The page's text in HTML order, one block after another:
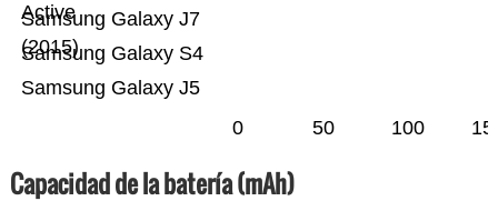
Samsung Galaxy J5
Samsung Galaxy S4
Samsung Galaxy J7
(2015)
Active
0 50 100
Capacidad de la batería (mAh)